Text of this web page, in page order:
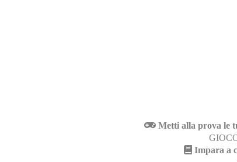
Metti alla prova le
Impara a